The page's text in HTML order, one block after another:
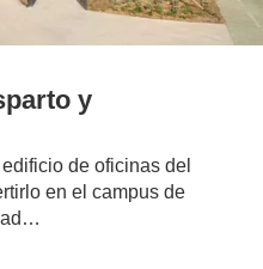
y
de oficinas del
en el campus de